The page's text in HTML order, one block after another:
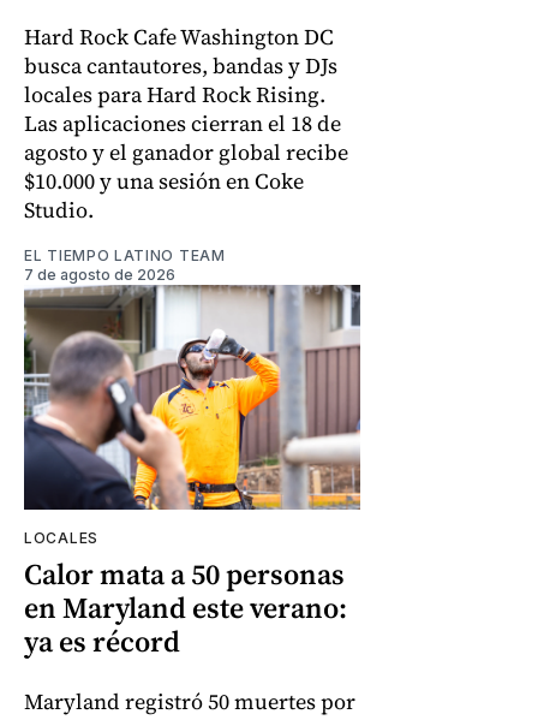
Hard Rock Cafe Washington DC
busca cantautores, bandas y DJs
locales para Hard Rock Rising.
Las aplicaciones cierran el 18 de
agosto y el ganador global recibe
$10.000 y una sesión en Coke
Studio.
EL TIEMPO LATINO TEAM
7 de agosto de 2026
LOCALES
Calor mata a 50 personas
en Maryland este verano:
ya es récord
Maryland registró 50 muertes por